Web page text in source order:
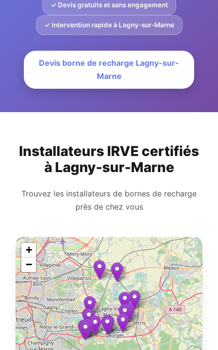
✓ Devis gratuits et sans engagement
✓ Intervention rapide à Lagny-sur-Marne
Devis borne de recharge Lagny-sur-
Marne
Installateurs IRVE certifiés
à Lagny-sur-Marne
Trouvez les installateurs de bornes de recharge
près de chez vous
+
−